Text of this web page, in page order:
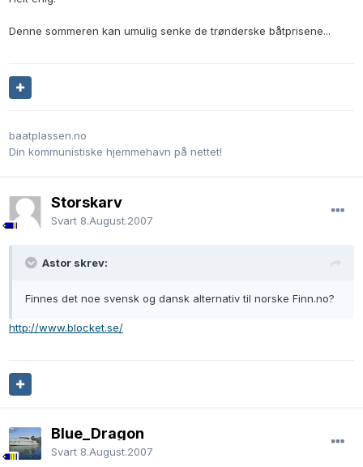
Denne sommeren kan umulig senke de trønderske båtprisene...
baatplassen.no
Din kommunistiske hjemmehavn på nettet!
Storskarv
Svart 8.August.2007
Astor skrev:
Finnes det noe svensk og dansk alternativ til norske Finn.no?
http://www.blocket.se/
Blue_Dragon
Svart 8.August.2007